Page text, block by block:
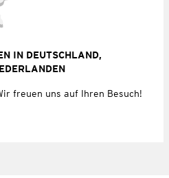
IN DEUTSCHLAND,
freuen uns auf Ihren Besuch!